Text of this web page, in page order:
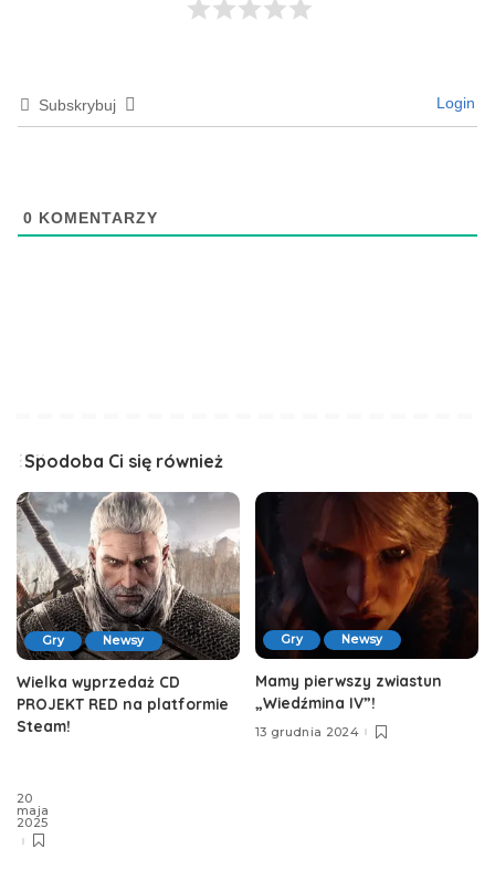
Subskrybuj Login
0 KOMENTARZY
Spodoba Ci się również
Gry Newsy
Wielka wyprzedaż CD
PROJEKT RED na platformie
Steam!
20
maja
2025
Gry Newsy
Mamy pierwszy zwiastun
„Wiedźmina IV”!
13 grudnia 2024